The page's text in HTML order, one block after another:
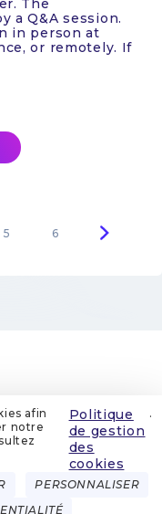
afin
notre
Politique
de gestion
des
cookies
.
PERSONNALISER
The
a Q&A session.
in person at
or remotely. If
Page
5 Page
6
DE GESTION DES COOKIES